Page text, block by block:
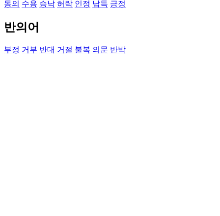
동의 수용 승낙 허락 인정 납득 긍정
반의어
부정 거부 반대 거절 불복 의문 반박